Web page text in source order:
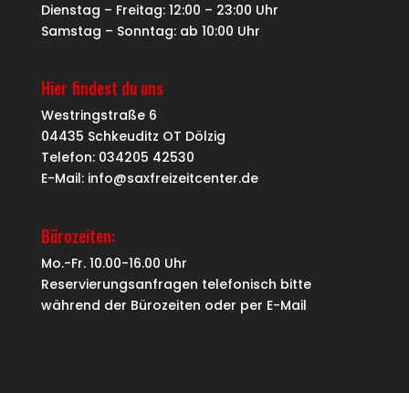
Dienstag – Freitag: 12:00 – 23:00 Uhr
Samstag – Sonntag: ab 10:00 Uhr
Hier findest du uns
Westringstraße 6
04435 Schkeuditz OT Dölzig
Telefon: 034205 42530
E-Mail: info@saxfreizeitcenter.de
Bürozeiten:
Mo.-Fr. 10.00-16.00 Uhr
Reservierungsanfragen telefonisch bitte
während der Bürozeiten oder per E-Mail